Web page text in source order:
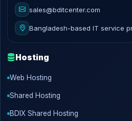
sales@bditcenter.com
Bangladesh-based IT service
Hosting
Web Hosting
Shared Hosting
BDIX Shared Hosting